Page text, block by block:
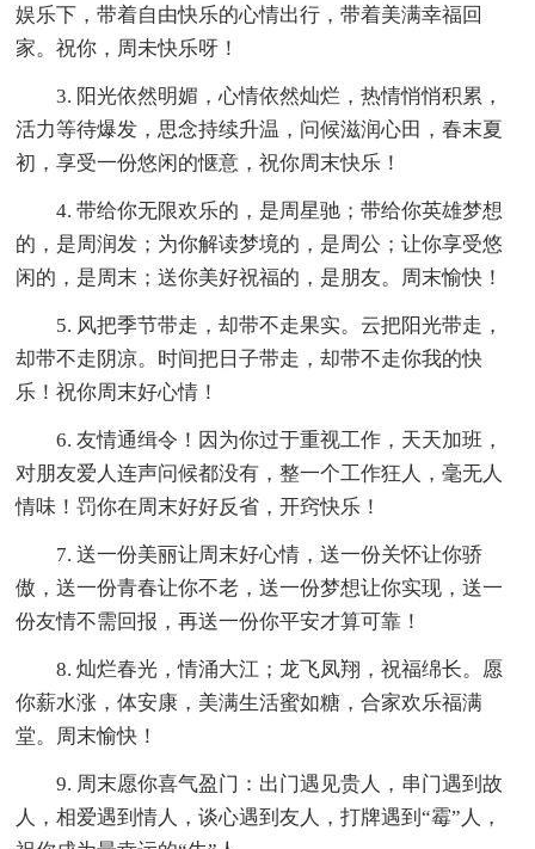
娱乐下，带着自由快乐的心情出行，带着美满幸福回
家。祝你，周未快乐呀！
3. 阳光依然明媚，心情依然灿烂，热情悄悄积累，
活力等待爆发，思念持续升温，问候滋润心田，春末夏
初，享受一份悠闲的惬意，祝你周末快乐！
4. 带给你无限欢乐的，是周星驰；带给你英雄梦想
的，是周润发；为你解读梦境的，是周公；让你享受悠
闲的，是周末；送你美好祝福的，是朋友。周末愉快！
5. 风把季节带走，却带不走果实。云把阳光带走，
却带不走阴凉。时间把日子带走，却带不走你我的快
乐！祝你周末好心情！
6. 友情通缉令！因为你过于重视工作，天天加班，
对朋友爱人连声问候都没有，整一个工作狂人，毫无人
情味！罚你在周末好好反省，开窍快乐！
7. 送一份美丽让周末好心情，送一份关怀让你骄
傲，送一份青春让你不老，送一份梦想让你实现，送一
份友情不需回报，再送一份你平安才算可靠！
8. 灿烂春光，情涌大江；龙飞凤翔，祝福绵长。愿
你薪水涨，体安康，美满生活蜜如糖，合家欢乐福满
堂。周末愉快！
9. 周末愿你喜气盈门：出门遇见贵人，串门遇到故
人，相爱遇到情人，谈心遇到友人，打牌遇到“霉”人，